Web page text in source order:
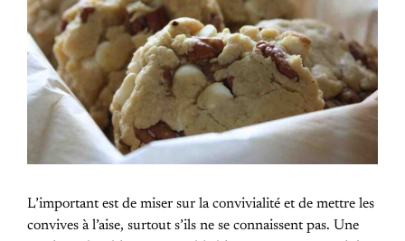
L’important est de miser sur la convivialité et de mettre les
convives à l’aise, surtout s’ils ne se connaissent pas. Une